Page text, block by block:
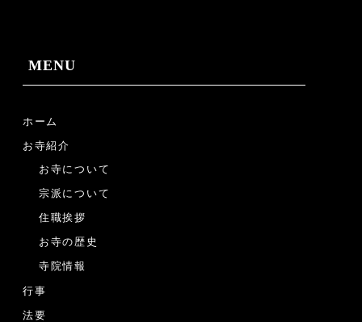
MENU
ホーム
お寺紹介
お寺について
宗派について
住職挨拶
お寺の歴史
寺院情報
行事
法要